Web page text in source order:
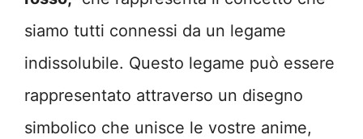
siamo tutti connessi da un legame
indissolubile. Questo legame può essere
rappresentato attraverso un disegno
simbolico che unisce le vostre anime,